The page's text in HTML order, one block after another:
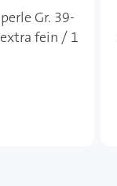
Gr. 39-
fein / 1